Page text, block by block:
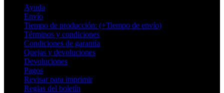
Ayuda
Envío
Tiempo de producción: (+Tiempo de envío)
Términos y condiciones
Condiciones de garantía
Quejas y devoluciones
Devoluciones
Pagos
Revisar para imprimir
Reglas del boletín